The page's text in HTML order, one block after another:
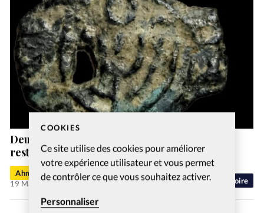
COOKIES
Ce site utilise des cookies pour améliorer
votre expérience utilisateur et vous permet
de contrôler ce que vous souhaitez activer.
Personnaliser
Histoire
Deux très rares pièces antiques, volées,
restituées à Israël
Ahmed T.
19 Mai 2026